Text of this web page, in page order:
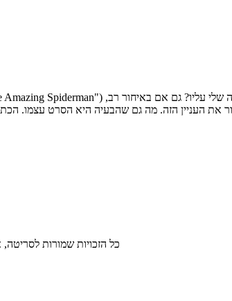
את העניין הזה. מה גם שהבעיה היא הסרט עצמו.
© כל הזכויות שמורות